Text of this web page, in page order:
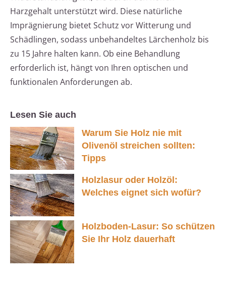
Harzgehalt unterstützt wird. Diese natürliche
Imprägnierung bietet Schutz vor Witterung und
Schädlingen, sodass unbehandeltes Lärchenholz bis
zu 15 Jahre halten kann. Ob eine Behandlung
erforderlich ist, hängt von Ihren optischen und
funktionalen Anforderungen ab.
Lesen Sie auch
Warum Sie Holz nie mit
Olivenöl streichen sollten:
Tipps
Holzlasur oder Holzöl:
Welches eignet sich wofür?
Holzboden-Lasur: So schützen
Sie Ihr Holz dauerhaft